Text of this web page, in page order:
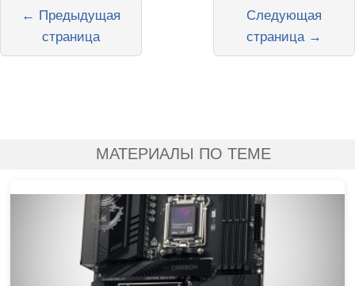
Следующая
страница →
← Предыдущая
страница
МАТЕРИАЛЫ ПО ТЕМЕ